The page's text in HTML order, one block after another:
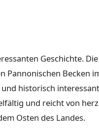
Geschichte.
Pannonischen Becken
historisch
und reicht von
Osten des Landes.